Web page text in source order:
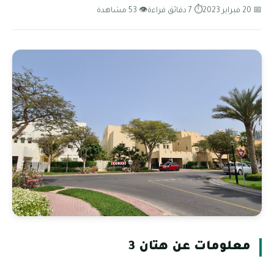
📅 20 فبراير 2023 ⏱ 7 دقائق قراءة 👁 53 مشاهدة
معلومات عن هتان 3